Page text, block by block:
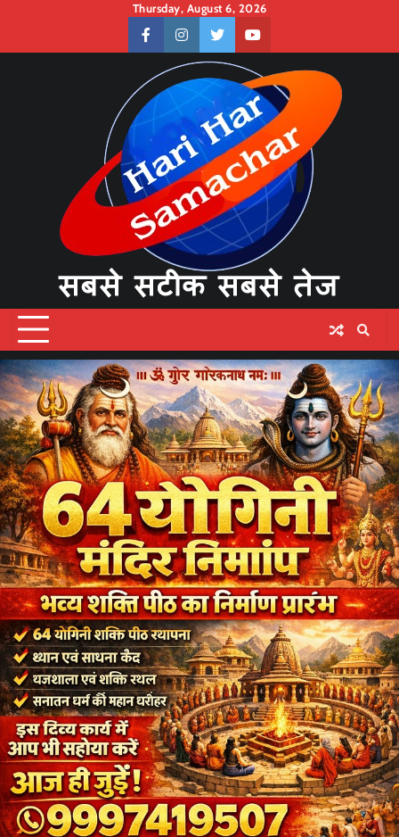
content
Thursday, August 6, 2026
facebookinstagramtwitteryoutube